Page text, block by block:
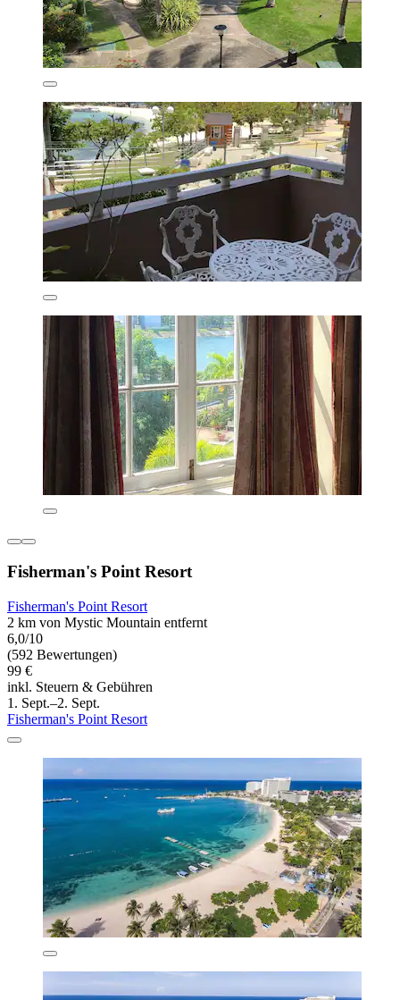
Fisherman's Point Resort
Fisherman's Point Resort
2 km von Mystic Mountain entfernt
6,0/10
(592 Bewertungen)
99 €
inkl. Steuern & Gebühren
1. Sept.–2. Sept.
Fisherman's Point Resort